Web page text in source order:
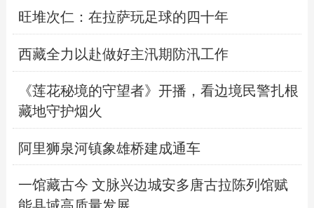
旺堆次仁：在拉萨玩足球的四十年
西藏全力以赴做好主汛期防汛工作
《莲花秘境的守望者》开播，看边境民警扎根
藏地守护烟火
阿里狮泉河镇象雄桥建成通车
一馆藏古今 文脉兴边城安多唐古拉陈列馆赋